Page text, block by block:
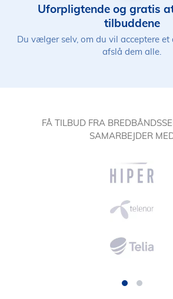
Uforpligtende og gratis
tilbuddene
Du vælger selv, om du vil acceptere
afslå dem alle.
FÅ TILBUD FRA
SAMARBEJDER